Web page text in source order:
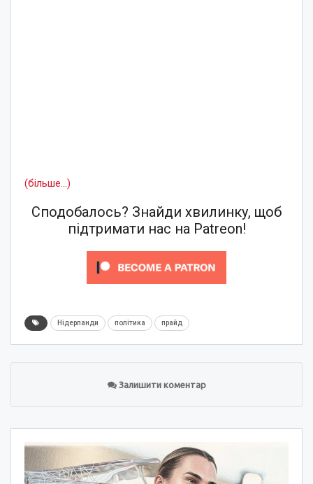
(більше…)
Сподобалось? Знайди хвилинку, щоб
підтримати нас на Patreon!
Нідерланди політика прайд
Залишити коментар